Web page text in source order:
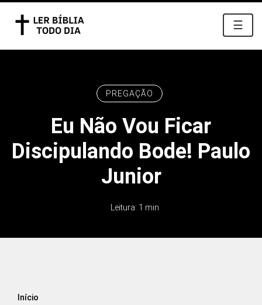
☰
PREGAÇÃO
Eu Não Vou Ficar
Discipulando Bode! Paulo
Junior
Leitura: 1 min
Início